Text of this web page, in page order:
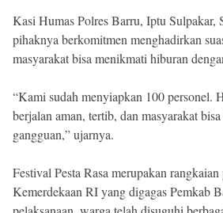
Kasi Humas Polres Barru, Iptu Sulpakar,
pihaknya berkomitmen menghadirkan
masyarakat bisa menikmati hiburan
“Kami sudah menyiapkan 100 personel.
berjalan aman, tertib, dan masyarakat
gangguan,” ujarnya.
Festival Pesta Rasa merupakan
Kemerdekaan RI yang digagas Pemkab